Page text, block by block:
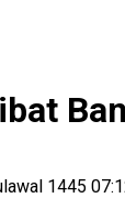
1445